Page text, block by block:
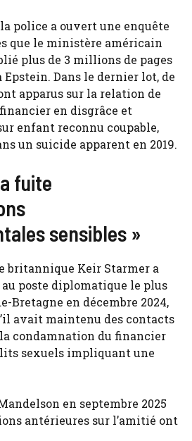
police a ouvert une enquête
que le ministère américain
plus de 3 millions de pages
Epstein. Dans le dernier lot, de
apparus sur la relation de
en disgrâce et
enfant reconnu coupable,
un suicide apparent en 2019.
fuite
sensibles »
britannique Keir Starmer a
poste diplomatique le plus
Bretagne en décembre 2024,
avait maintenu des contacts
condamnation du financier
sexuels impliquant une
en septembre 2025
antérieures sur l’amitié ont